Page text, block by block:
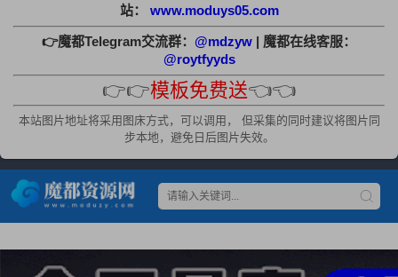
站：
www.moduys05.com
👉魔都Telegram交流群： @mdzyw | 魔都在线客服：
@roytfyyds
👉👉模板免费送👈👈
本站图片地址将采用图床方式，可以调用， 但采集的同时建议将图片同
步本地，避免日后图片失效。